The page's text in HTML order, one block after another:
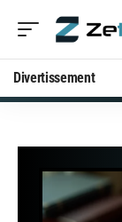
Divertissement